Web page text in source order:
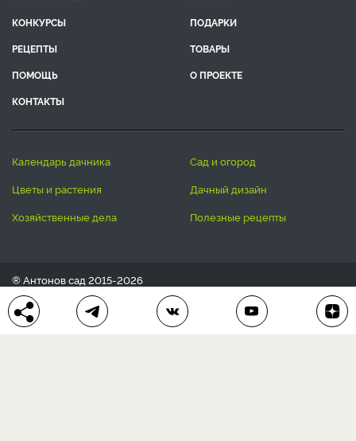
КОНКУРСЫ
ПОДАРКИ
РЕЦЕПТЫ
ТОВАРЫ
ПОМОЩЬ
О ПРОЕКТЕ
КОНТАКТЫ
календарь дачника
сад и огород
цветы и растения
дачный дизайн
хозяйственные дела
полезные рецепты
® Антонов сад 2015-2026
Политика конфиденциальности
Пользовательское соглашение